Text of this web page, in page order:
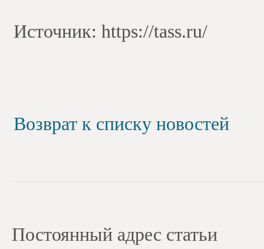
Источник: https://tass.ru/
Возврат к списку новостей
Постоянный адрес статьи